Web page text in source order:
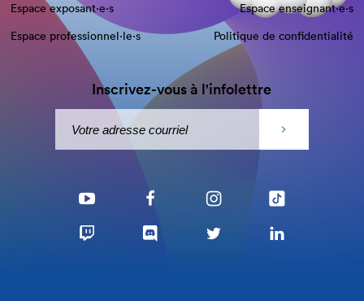
Espace exposant·e⋅s
Espace enseignant·e⋅s
Espace professionnel·le⋅s
Politique de confidentialité
Inscrivez-vous à l'infolettre